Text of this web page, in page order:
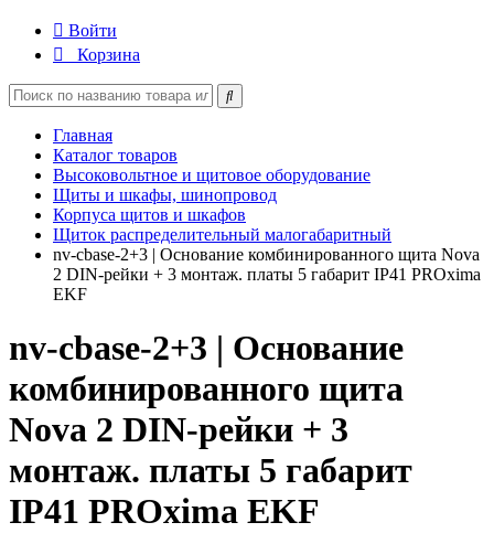
Войти
Корзина
Главная
Каталог товаров
Высоковольтное и щитовое оборудование
Щиты и шкафы, шинопровод
Корпуса щитов и шкафов
Щиток распределительный малогабаритный
nv-cbase-2+3 | Основание комбинированного щита Nova
2 DIN-рейки + 3 монтаж. платы 5 габарит IP41 PROxima
EKF
nv-cbase-2+3 | Основание
комбинированного щита
Nova 2 DIN-рейки + 3
монтаж. платы 5 габарит
IP41 PROxima EKF